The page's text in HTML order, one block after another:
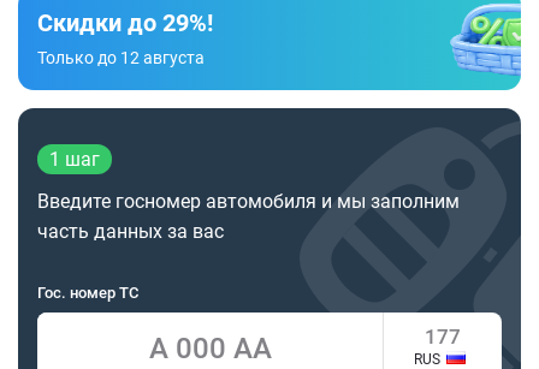
Скидки до 29%!
Только до 12 августа
1 шаг
Введите госномер автомобиля и мы заполним
часть данных за вас
Гос. номер ТС
RUS